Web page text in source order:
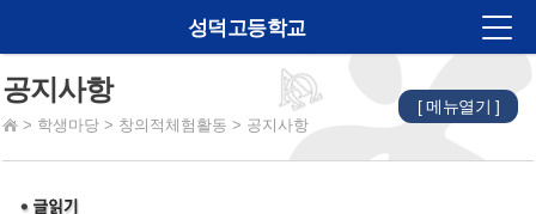
성덕고등학교
공지사항
> 학생마당 > 창의적체험활동 > 공지사항
[ 메뉴열기 ]